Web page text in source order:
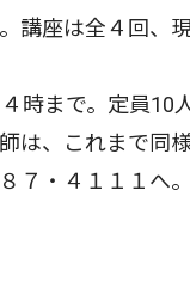
講座は全４回、
時まで。定員10
は、これまで同
７・４１１１へ